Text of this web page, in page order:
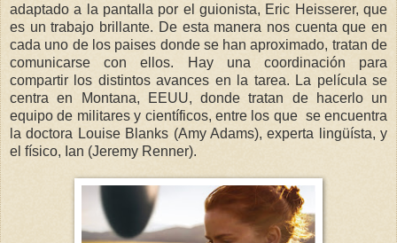
adaptado a la pantalla por el guionista, Eric Heisserer, que
es un trabajo brillante. De esta manera nos cuenta que en
cada uno de los paises donde se han aproximado, tratan de
comunicarse con ellos. Hay una coordinación para
compartir los distintos avances en la tarea. La película se
centra en Montana, EEUU, donde tratan de hacerlo un
equipo de militares y científicos, entre los que se encuentra
la doctora Louise Blanks (Amy Adams), experta lingüísta, y
el físico, Ian (Jeremy Renner).